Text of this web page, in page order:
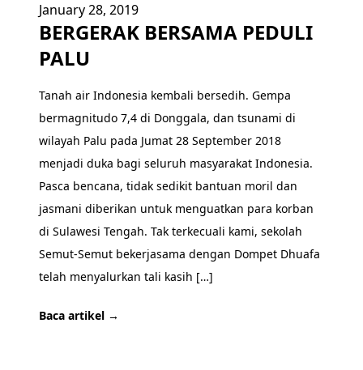
January 28, 2019
BERGERAK BERSAMA PEDULI
PALU
Tanah air Indonesia kembali bersedih. Gempa
bermagnitudo 7,4 di Donggala, dan tsunami di
wilayah Palu pada Jumat 28 September 2018
menjadi duka bagi seluruh masyarakat Indonesia.
Pasca bencana, tidak sedikit bantuan moril dan
jasmani diberikan untuk menguatkan para korban
di Sulawesi Tengah. Tak terkecuali kami, sekolah
Semut-Semut bekerjasama dengan Dompet Dhuafa
telah menyalurkan tali kasih […]
Baca artikel →